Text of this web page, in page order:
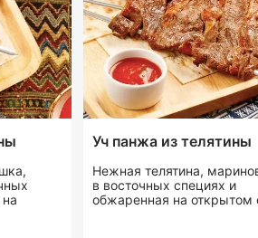
Уч панжа из телятины
Нежная телятина,
в восточных специях и
обжаренная на открытом